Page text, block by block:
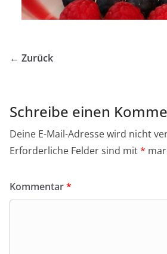
← Zurück
Schreibe einen
Deine E-Mail-Adresse wird nicht
Erforderliche Felder sind mit*
Kommentar*